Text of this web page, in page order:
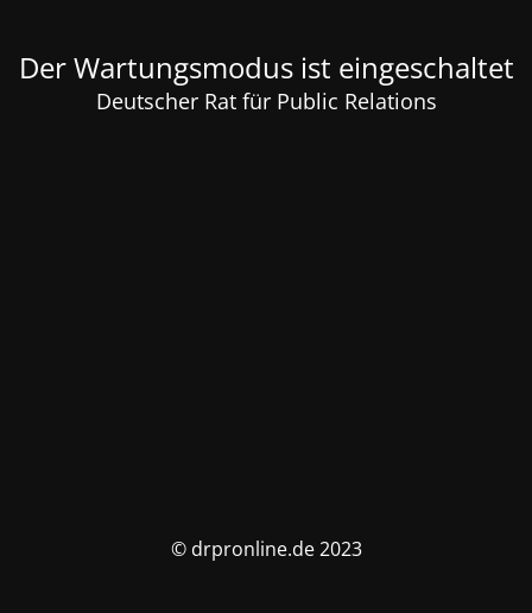
Der Wartungsmodus ist eingeschaltet
Deutscher Rat für Public Relations
© drpronline.de 2023